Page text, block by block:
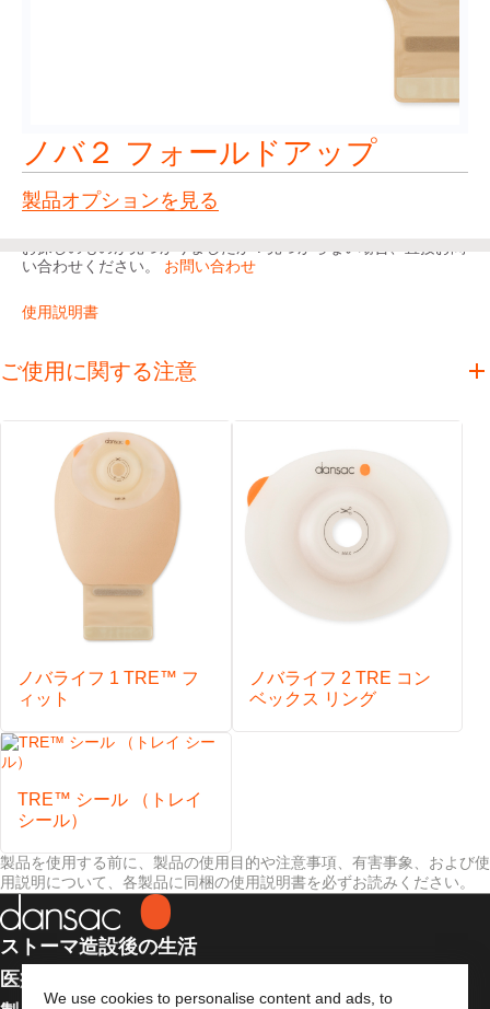
We use cookies to personalise content and ads, to
ノバ２ フォールドアップ
製品オプションを見る
い合わせください。 お問い合わせ
使用説明書
ご使用に関する注意
ノバライフ 1 TRE™ フ
ィット
ノバライフ 2 TRE コン
ベックス リング
TRE™ シール （トレイ
シール）
製品を使用する前に、製品の使用目的や注意事項、有害事象、および使
用説明について、各製品に同梱の使用説明書を必ずお読みください。
ストーマ造設後の生活
医療従事者向け情報